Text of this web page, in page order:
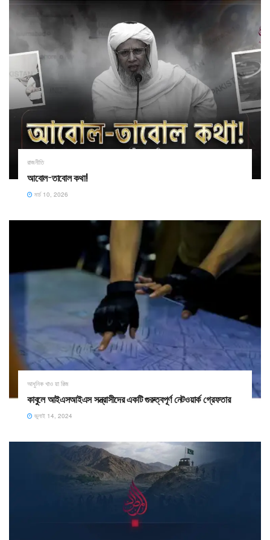
রাজনীতি
আবোল-তাবোল কথা! ​
মার্চ 10, 2026
আধুনিক খাও য়া রিজ
কাবুলে আইএসআইএস সন্ত্রাসীদের একটি গুরুত্বপূর্ণ নেটওয়ার্ক গ্রেফতার
জুলাই 14, 2024